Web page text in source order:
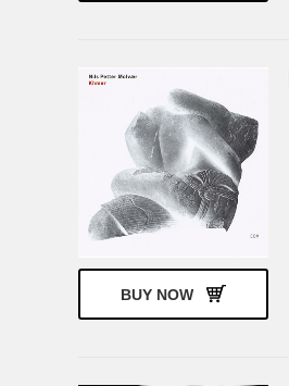
BUY NOW